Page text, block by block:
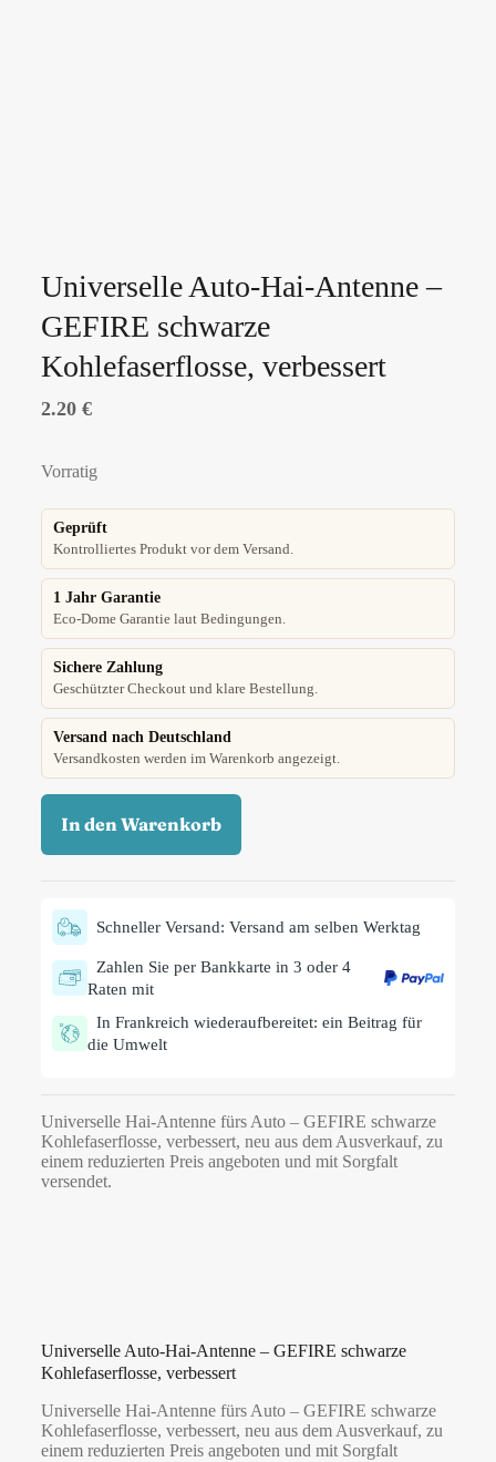
Universelle Auto-Hai-Antenne –
GEFIRE schwarze
Kohlefaserflosse, verbessert
2.20 €
Vorratig
Geprüft
Kontrolliertes Produkt vor dem Versand.
1 Jahr Garantie
Eco-Dome Garantie laut Bedingungen.
Sichere Zahlung
Geschützter Checkout und klare Bestellung.
Versand nach Deutschland
Versandkosten werden im Warenkorb angezeigt.
In den Warenkorb
Schneller Versand: Versand am selben Werktag
Zahlen Sie per Bankkarte in 3 oder 4
Raten mit
In Frankreich wiederaufbereitet: ein Beitrag für
die Umwelt
Universelle Hai-Antenne fürs Auto – GEFIRE schwarze
Kohlefaserflosse, verbessert, neu aus dem Ausverkauf, zu
einem reduzierten Preis angeboten und mit Sorgfalt
versendet.
Universelle Auto-Hai-Antenne – GEFIRE schwarze
Kohlefaserflosse, verbessert
Universelle Hai-Antenne fürs Auto – GEFIRE schwarze
Kohlefaserflosse, verbessert, neu aus dem Ausverkauf, zu
einem reduzierten Preis angeboten und mit Sorgfalt